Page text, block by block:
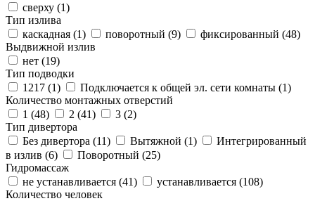
сверху (1)
Тип излива
каскадная (1) поворотный (9) фиксированный (48)
Выдвижной излив
нет (19)
Тип подводки
1217 (1) Подключается к общей эл. сети комнаты (1)
Количество монтажных отверстий
1 (48) 2 (41) 3 (2)
Тип дивертора
Без дивертора (11) Вытяжной (1)
Интегрированный
в излив (6) Поворотный (25)
Гидромассаж
не устанавливается (41) устанавливается (108)
Количество человек